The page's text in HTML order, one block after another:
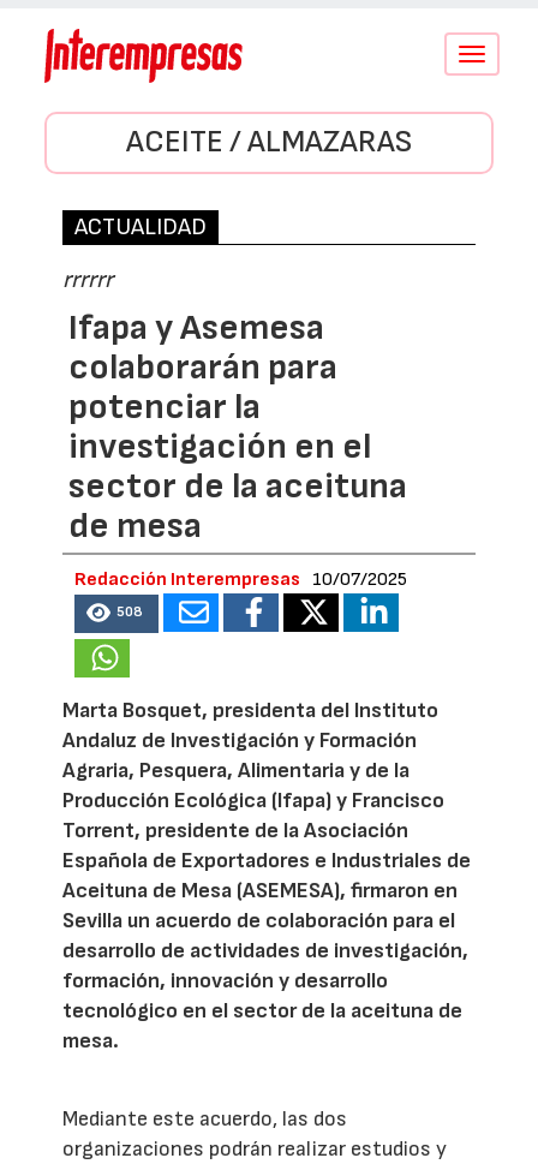
Conmutar
ACEITE / ALMAZARAS
ACTUALIDAD
rrrrrr
Ifapa y Asemesa
colaborarán para
potenciar la
investigación en el
sector de la aceituna
de mesa
Redacción Interempresas 10/07/2025
508
Marta Bosquet, presidenta del Instituto
Andaluz de Investigación y Formación
Agraria, Pesquera, Alimentaria y de la
Producción Ecológica (Ifapa) y Francisco
Torrent, presidente de la Asociación
Española de Exportadores e Industriales de
Aceituna de Mesa (ASEMESA), firmaron en
Sevilla un acuerdo de colaboración para el
desarrollo de actividades de investigación,
formación, innovación y desarrollo
tecnológico en el sector de la aceituna de
mesa.
Mediante este acuerdo, las dos
organizaciones podrán realizar estudios y